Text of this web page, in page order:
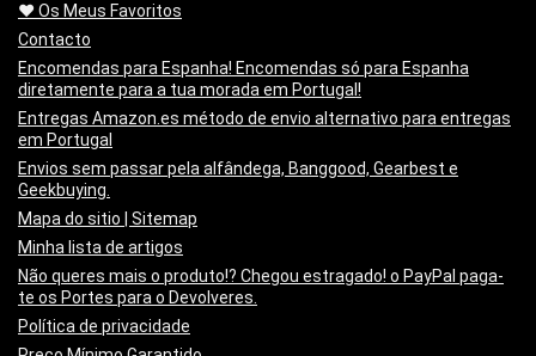
❤️ Os Meus Favoritos
Contacto
Encomendas para Espanha! Encomendas só para Espanha
diretamente para a tua morada em Portugal!
Entregas Amazon.es método de envio alternativo para entregas
em Portugal
Envios sem passar pela alfândega, Banggood, Gearbest e
Geekbuying.
Mapa do sitio | Sitemap
Minha lista de artigos
Não queres mais o produto!? Chegou estragado! o PayPal paga-
te os Portes para o Devolveres.
Política de privacidade